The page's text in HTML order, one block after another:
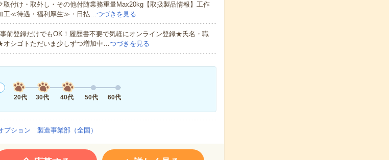
取付け・取外し・その他付随業務重量Max20kg【取扱製品情報】工作
工≪待遇・福利厚生≫・日払…つづきを見る
前登録だけでもOK！履歴書不要で気軽にオンライン登録★氏名・職
シゴトただいま少しずつ増加中…つづきを見る
20代
30代 40代 50代 60代
プション 製造事業部（全国）